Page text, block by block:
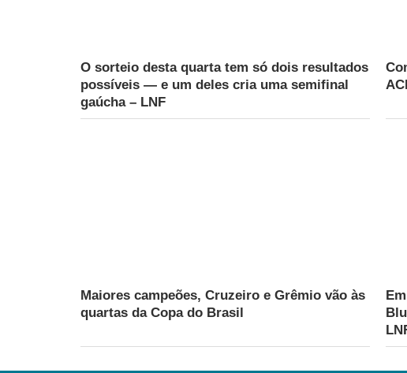
O sorteio desta quarta tem só dois resultados
possíveis — e um deles cria uma semifinal
gaúcha – LNF
Maiores campeões, Cruzeiro e Grêmio vão às
quartas da Copa do Brasil